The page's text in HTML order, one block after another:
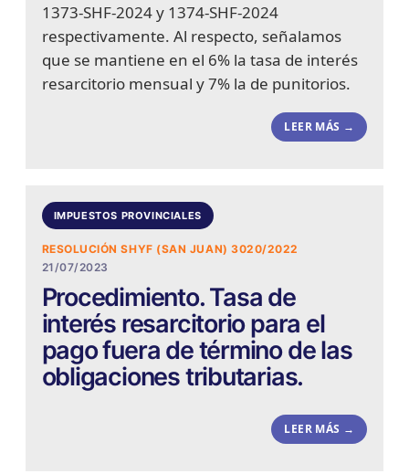
1373-SHF-2024 y 1374-SHF-2024
respectivamente. Al respecto, señalamos
que se mantiene en el 6% la tasa de interés
resarcitorio mensual y 7% la de punitorios.
LEER MÁS →
IMPUESTOS PROVINCIALES
RESOLUCIÓN SHYF (SAN JUAN) 3020/2022
21/07/2023
Procedimiento. Tasa de
interés resarcitorio para el
pago fuera de término de las
obligaciones tributarias.
LEER MÁS →